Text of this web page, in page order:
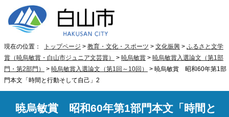
現在の位置： トップページ > 教育・文化・スポーツ > 文化振興 > ふるさと文学
賞（暁烏敏賞・白山市ジュニア文芸賞）
> 暁烏敏賞 > 暁烏敏賞入選論文（第1部
門・第2部門）
> 暁烏敏賞入選論文（第1回～10回）
> 暁烏敏賞 昭和60年第1部
門本文「時間と行動そして自己」2
暁烏敏賞 昭和60年第1部門本文「時間と